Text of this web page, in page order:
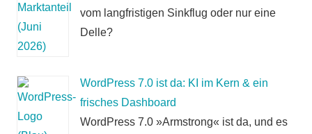
vom langfristigen Sinkflug oder nur eine
Delle?
WordPress 7.0 ist da: KI im Kern & ein
frisches Dashboard
WordPress 7.0 »Armstrong« ist da, und es